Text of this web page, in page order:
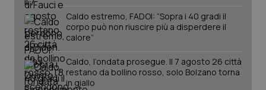
Caldo estremo, FADOI: “Sopra i 40 gradi il
corpo può non riuscire più a disperdere il
calore”
Caldo, l’ondata prosegue. Il 7 agosto 26 città
restano da bollino rosso, solo Bolzano torna
in giallo